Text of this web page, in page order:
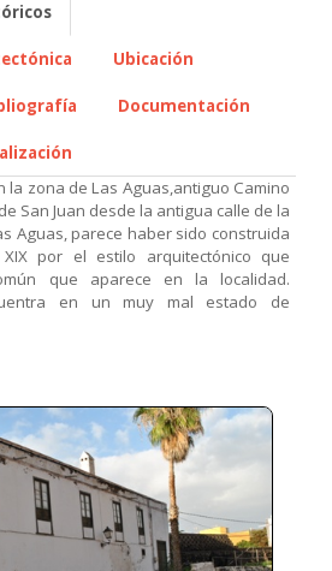
Ubicación
Documentación
la zona de Las Aguas,antiguo Camino
San Juan desde la antigua calle de la
Aguas, parece haber sido construida
por el estilo arquitectónico que
que aparece en la localidad.
en un muy mal estado de